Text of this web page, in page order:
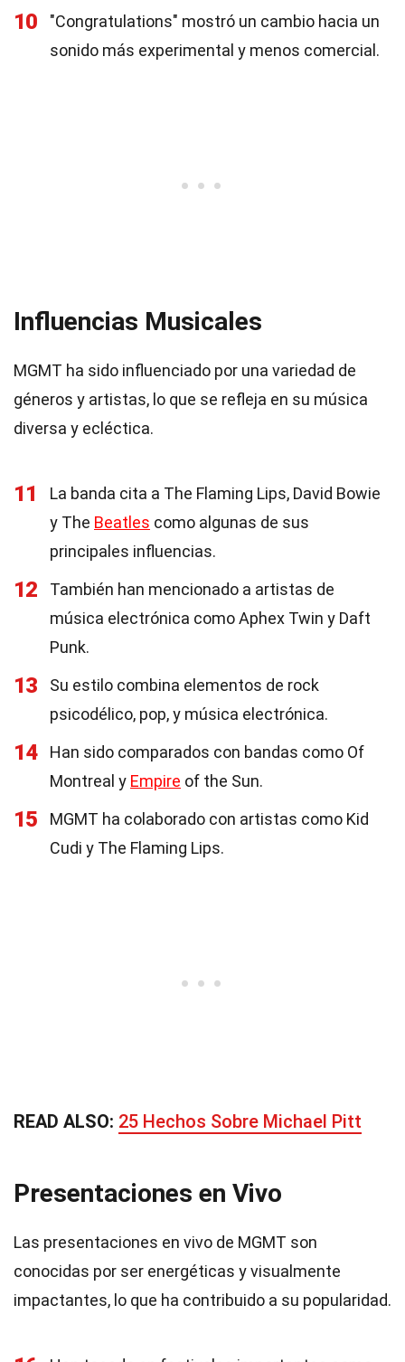
10
"Congratulations" mostró un cambio hacia un
sonido más experimental y menos comercial.
Influencias Musicales
MGMT ha sido influenciado por una variedad de
géneros y artistas, lo que se refleja en su música
diversa y ecléctica.
11
La banda cita a The Flaming Lips, David Bowie
y The Beatles como algunas de sus
principales influencias.
12
También han mencionado a artistas de
música electrónica como Aphex Twin y Daft
Punk.
13
Su estilo combina elementos de rock
psicodélico, pop, y música electrónica.
14
Han sido comparados con bandas como Of
Montreal y Empire of the Sun.
15
MGMT ha colaborado con artistas como Kid
Cudi y The Flaming Lips.
READ ALSO: 25 Hechos Sobre Michael Pitt
Presentaciones en Vivo
Las presentaciones en vivo de MGMT son
conocidas por ser energéticas y visualmente
impactantes, lo que ha contribuido a su popularidad.